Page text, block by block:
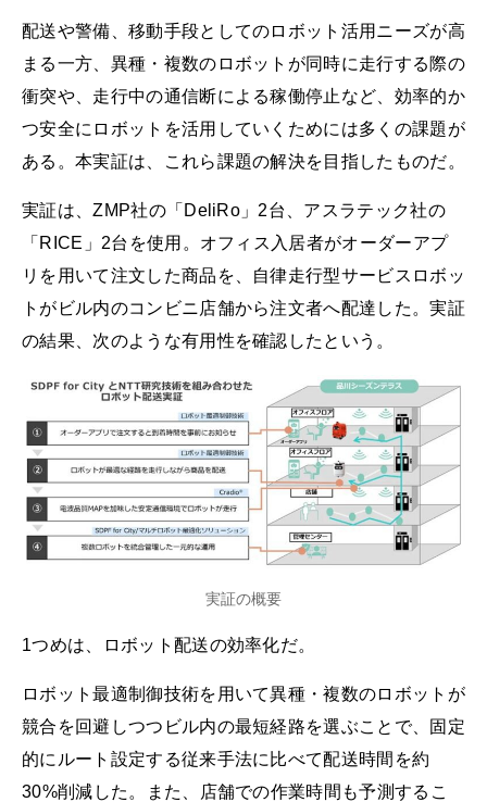
配送や警備、移動手段としてのロボット活用ニーズが高
まる一方、異種・複数のロボットが同時に走行する際の
衝突や、走行中の通信断による稼働停止など、効率的か
つ安全にロボットを活用していくためには多くの課題が
ある。本実証は、これら課題の解決を目指したものだ。
実証は、ZMP社の「DeliRo」2台、アスラテック社の
「RICE」2台を使用。オフィス入居者がオーダーアプ
リを用いて注文した商品を、自律走行型サービスロボッ
トがビル内のコンビニ店舗から注文者へ配達した。実証
の結果、次のような有用性を確認したという。
実証の概要
1つめは、ロボット配送の効率化だ。
ロボット最適制御技術を用いて異種・複数のロボットが
競合を回避しつつビル内の最短経路を選ぶことで、固定
的にルート設定する従来手法に比べて配送時間を約
30%削減した。また、店舗での作業時間も予測するこ